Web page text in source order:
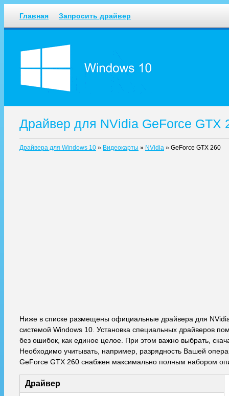
Главная Запросить драйвер
Драйвер для NVidia GeForce GTX
Драйвера для Windows 10 » Видеокарты » NVidia » GeForce GTX 260
Ниже в списке размещены официальные драйвера для
системой Windows 10. Установка специальных драйверов
без ошибок, как единое целое. При этом важно выбрать,
Необходимо учитывать, например, разрядность Вашей
GeForce GTX 260 снабжен максимально полным набором
Драйвер